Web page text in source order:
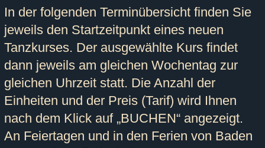
In der folgenden Terminübersicht finden Sie
jeweils den Startzeitpunkt eines neuen
Tanzkurses. Der ausgewählte Kurs findet
dann jeweils am gleichen Wochentag zur
gleichen Uhrzeit statt. Die Anzahl der
Einheiten und der Preis (Tarif) wird Ihnen
nach dem Klick auf „BUCHEN“ angezeigt.
An Feiertagen und in den Ferien von Baden